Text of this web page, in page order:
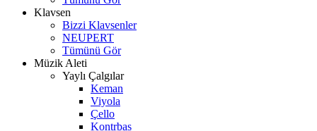
Klavsen
Bizzi Klavsenler
NEUPERT
Tümünü Gör
Müzik Aleti
Yaylı Çalgılar
Keman
Viyola
Çello
Kontrbas